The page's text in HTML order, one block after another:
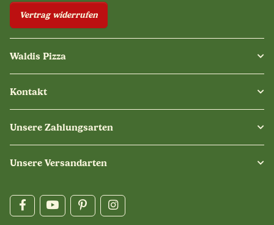
Vertrag widerrufen
Waldis Pizza
Kontakt
Unsere Zahlungsarten
Unsere Versandarten